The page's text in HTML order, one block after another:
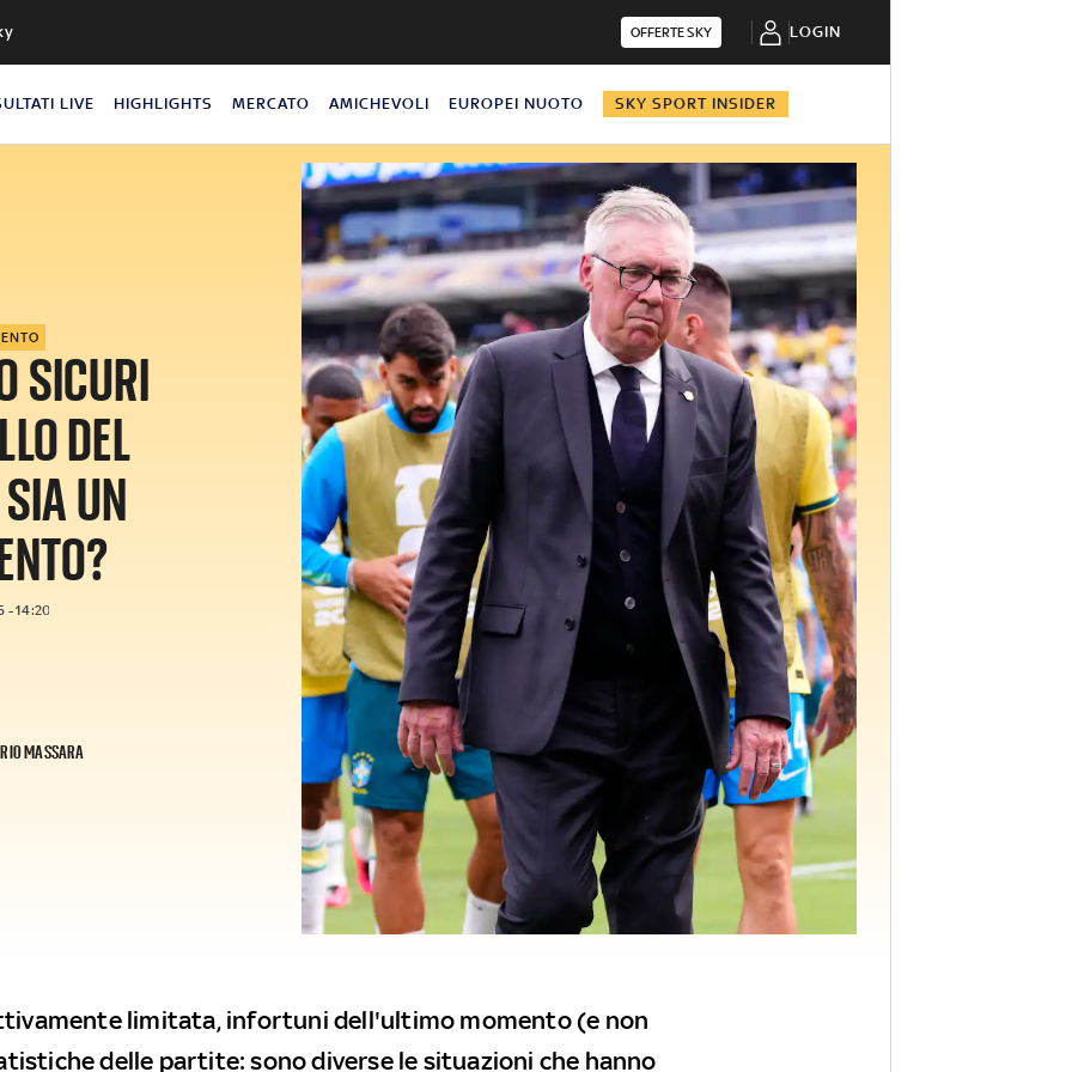
OFFERTE SKY LOGIN
LIVE HIGHLIGHTS MERCATO AMICHEVOLI EUROPEI NUOTO SKY SPORT INSIDER
SICURI
DEL
UN
- 14:20
MASSARA
limitata, infortuni dell'ultimo momento (e non
delle partite: sono diverse le situazioni che hanno